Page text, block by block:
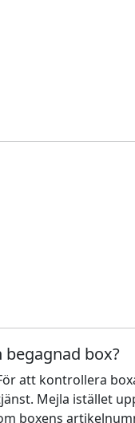
begagnad box?
att kontrollera
Mejla istället
boxens